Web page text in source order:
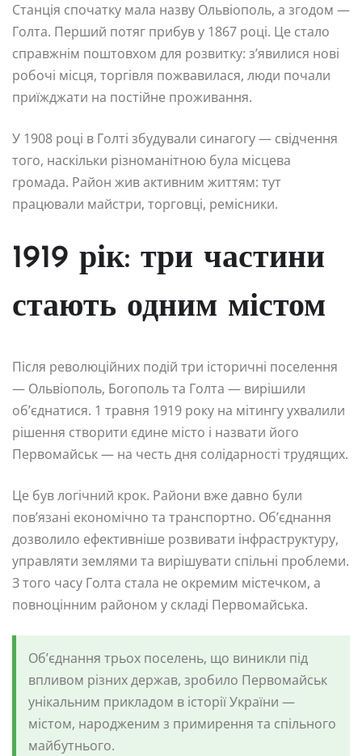
Станція спочатку мала назву Ольвіополь, а згодом —
Голта. Перший потяг прибув у 1867 році. Це стало
справжнім поштовхом для розвитку: з’явилися нові
робочі місця, торгівля пожвавилася, люди почали
приїжджати на постійне проживання.
У 1908 році в Голті збудували синагогу — свідчення
того, наскільки різноманітною була місцева
громада. Район жив активним життям: тут
працювали майстри, торговці, ремісники.
1919 рік: три частини
стають одним містом
Після революційних подій три історичні поселення
— Ольвіополь, Богополь та Голта — вирішили
об’єднатися. 1 травня 1919 року на мітингу ухвалили
рішення створити єдине місто і назвати його
Первомайськ — на честь дня солідарності трудящих.
Це був логічний крок. Райони вже давно були
пов’язані економічно та транспортно. Об’єднання
дозволило ефективніше розвивати інфраструктуру,
управляти землями та вирішувати спільні проблеми.
З того часу Голта стала не окремим містечком, а
повноцінним районом у складі Первомайська.
Об’єднання трьох поселень, що виникли під
впливом різних держав, зробило Первомайськ
унікальним прикладом в історії України —
містом, народженим з примирення та спільного
майбутнього.